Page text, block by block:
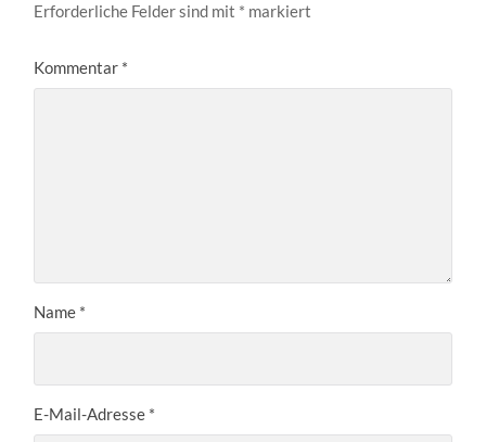
Erforderliche Felder sind mit * markiert
Kommentar *
Name *
E-Mail-Adresse *